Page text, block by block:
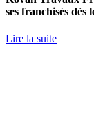
ses franchisés dès
Lire la suite